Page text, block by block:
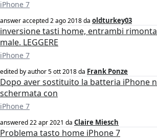
iPhone 7
answer accepted2 ago 2018da oldturkey03
inversione tasti home, entrambi
male. LEGGERE
iPhone 7
edited by author5 ott 2018da Frank Ponze
Dopo aver sostituito la batteria iPhone
schermata con
iPhone 7
answered22 apr 2021 da Claire Miesch
Problema tasto home iPhone 7